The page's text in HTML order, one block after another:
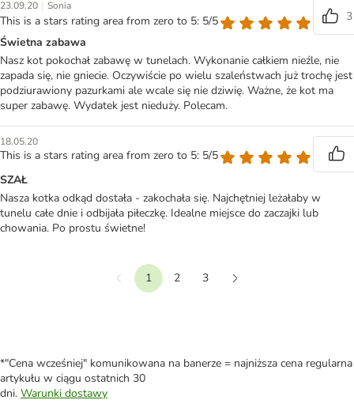
23.09.20 | Sonia
This is a stars rating area from zero to 5: 5/5
3
Świetna zabawa
Nasz kot pokochał zabawę w tunelach. Wykonanie całkiem nieźle, nie
zapada się, nie gniecie. Oczywiście po wielu szaleństwach już trochę jest
podziurawiony pazurkami ale wcale się nie dziwię. Ważne, że kot ma
super zabawę. Wydatek jest nieduży. Polecam.
18.05.20
This is a stars rating area from zero to 5: 5/5
SZAŁ
Nasza kotka odkąd dostała - zakochała się. Najchętniej leżałaby w
tunelu całe dnie i odbijała piłeczkę. Idealne miejsce do zaczajki lub
chowania. Po prostu świetne!
Wstecz1 2
3
*"Cena wcześniej" komunikowana na banerze = najniższa cena regularna
artykułu w ciągu ostatnich 30
dni. Warunki dostawy